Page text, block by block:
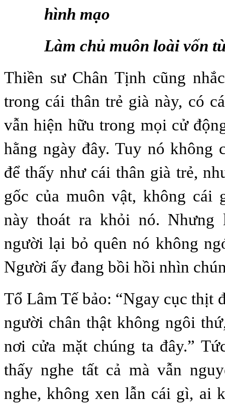
hình mạo
Làm chủ muôn loài vốn
Thiền sư Chân Tịnh cũng
trong cái thân trẻ già này, có
vẫn hiện hữu trong mọi cử
hằng ngày đây. Tuy nó không
để thấy như cái thân già trẻ,
gốc của muôn vật, không cái
này thoát ra khỏi nó. Nhưng
người lại bỏ quên nó không
Người ấy đang bồi hồi nhìn
Tổ Lâm Tế bảo: “Ngay cục thịt
người chân thật không ngôi
nơi cửa mặt chúng ta đây.”
thấy nghe tất cả mà vẫn
nghe, không xen lẫn cái gì, ai